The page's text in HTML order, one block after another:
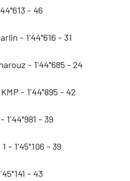
- 46
- 1'44"616 - 31
- 1'44"685 - 24
- 1'44"895 - 42
1'44"981 - 39
- 1'45"106 - 39
- 43